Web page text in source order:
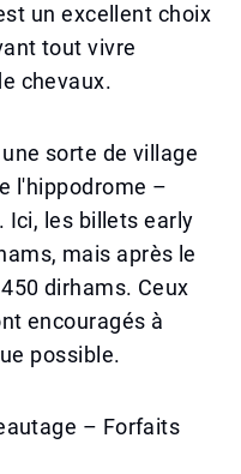
un excellent choix
tout vivre
chevaux.
sorte de village
l'hippodrome –
Ici, les billets early
mais après le
dirhams. Ceux
encouragés à
possible.
– Forfaits